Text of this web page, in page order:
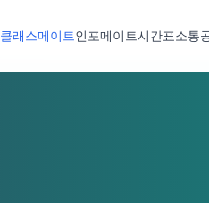
클래스메이트인포메이트시간표소통